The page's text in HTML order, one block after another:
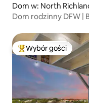
Dom w: North
Dom rodzinny DFW |
Najpopularniejsze z
Wybór gości